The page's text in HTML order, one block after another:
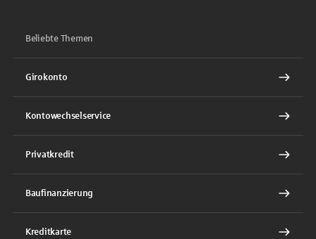
Beliebte Themen
Girokonto
Kontowechselservice
Privatkredit
Baufinanzierung
Kreditkarte